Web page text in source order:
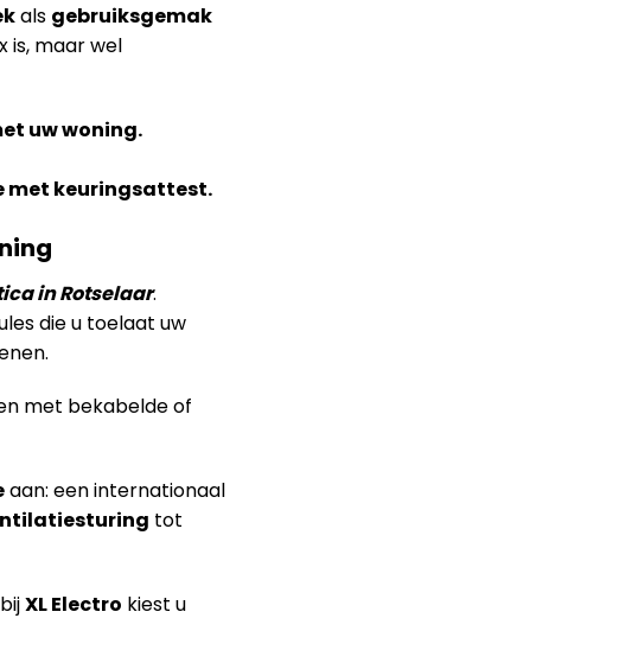
als gebruiksgemak
is, maar wel
uw woning.
met keuringsattest.
in Rotselaar.
die u toelaat uw
met bekabelde of
aan: een internationaal
tot
XL Electro kiest u